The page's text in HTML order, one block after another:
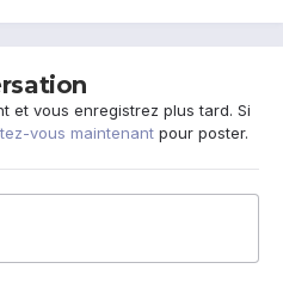
et vous enregistrez plus tard. Si
vous maintenant pour poster.